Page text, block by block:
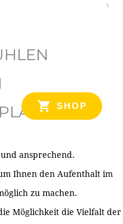
SHOP
ansprechend.
Ihnen den Aufenthalt im
zu machen.
Möglichkeit die Vielfalt der